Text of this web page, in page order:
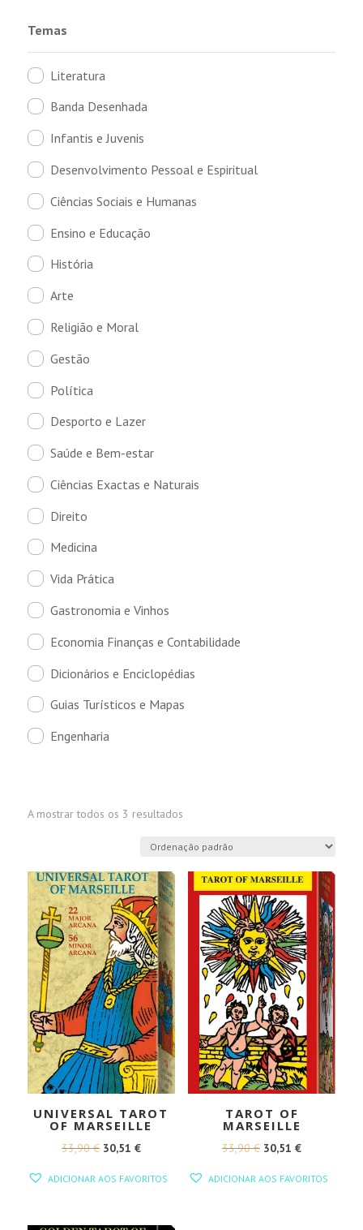
Temas
Literatura
Banda Desenhada
Infantis e Juvenis
Desenvolvimento Pessoal e Espiritual
Ciências Sociais e Humanas
Ensino e Educação
História
Arte
Religião e Moral
Gestão
Política
Desporto e Lazer
Saúde e Bem-estar
Ciências Exactas e Naturais
Direito
Medicina
Vida Prática
Gastronomia e Vinhos
Economia Finanças e Contabilidade
Dicionários e Enciclopédias
Guias Turísticos e Mapas
Engenharia
A mostrar todos os 3 resultados
UNIVERSAL TAROT
OF MARSEILLE
33,90€ O
30,51 €O
ADICIONAR AOS FAVORITOS
TAROT OF
MARSEILLE
33,90€ O
30,51 €O
ADICIONAR AOS FAVORITOS